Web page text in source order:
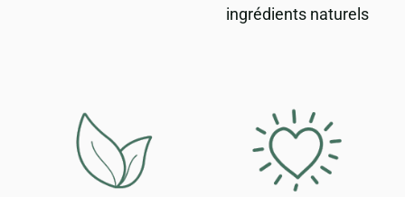
ingrédients naturels